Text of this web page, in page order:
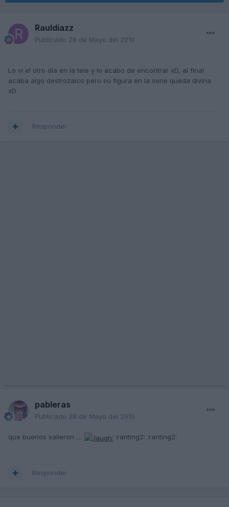
Rauldiazz
Publicado 28 de Mayo del 2010
Lo vi el otro día en la tele y lo acabo de encontrar xD, al final
acaba algo destrozaico pero su figura en la serie queda divina
xD
Responder
pableras
Publicado 28 de Mayo del 2010
que buenos salieron .... :ranting2: :ranting2:
Responder